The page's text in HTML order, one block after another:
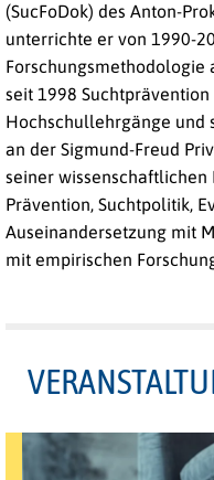
(SucFoDok) des Anton-
unterrichte er von 1990-
Forschungsmethodologie
seit 1998
Hochschullehrgänge und
an der Sigmund-Freud
seiner wissenschaftlichen
Prävention, Suchtpolitik,
Auseinandersetzung mit
mit empirischen